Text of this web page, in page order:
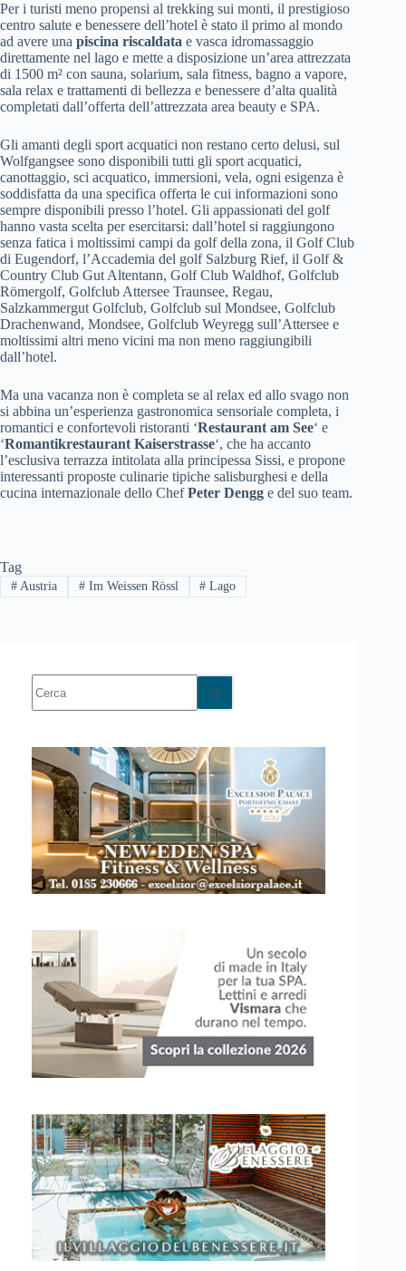
Per i turisti meno propensi al trekking sui monti, il prestigioso
centro salute e benessere dell’hotel è stato il primo al mondo
ad avere una piscina riscaldata e vasca idromassaggio
direttamente nel lago e mette a disposizione un’area attrezzata
di 1500 m² con sauna, solarium, sala fitness, bagno a vapore,
sala relax e trattamenti di bellezza e benessere d’alta qualità
completati dall’offerta dell’attrezzata area beauty e SPA.
Gli amanti degli sport acquatici non restano certo delusi, sul
Wolfgangsee sono disponibili tutti gli sport acquatici,
canottaggio, sci acquatico, immersioni, vela, ogni esigenza è
soddisfatta da una specifica offerta le cui informazioni sono
sempre disponibili presso l’hotel. Gli appassionati del golf
hanno vasta scelta per esercitarsi: dall’hotel si raggiungono
senza fatica i moltissimi campi da golf della zona, il Golf Club
di Eugendorf, l’Accademia del golf Salzburg Rief, il Golf &
Country Club Gut Altentann, Golf Club Waldhof, Golfclub
Römergolf, Golfclub Attersee Traunsee, Regau,
Salzkammergut Golfclub, Golfclub sul Mondsee, Golfclub
Drachenwand, Mondsee, Golfclub Weyregg sull’Attersee e
moltissimi altri meno vicini ma non meno raggiungibili
dall’hotel.
Ma una vacanza non è completa se al relax ed allo svago non
si abbina un’esperienza gastronomica sensoriale completa, i
romantici e confortevoli ristoranti ‘Restaurant am See‘ e
‘Romantikrestaurant Kaiserstrasse‘, che ha accanto
l’esclusiva terrazza intitolata alla principessa Sissi, e propone
interessanti proposte culinarie tipiche salisburghesi e della
cucina internazionale dello ChefPeter Dengg e del suo team.
Tag
#Austria #Im Weissen Rössl # Lago
risultato